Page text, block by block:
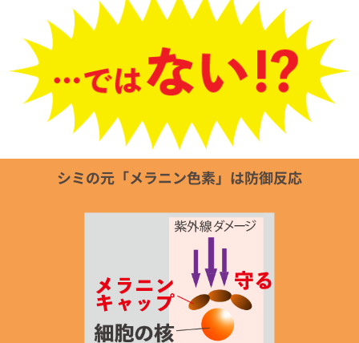
シミの元「メラニン色素」は防御反応